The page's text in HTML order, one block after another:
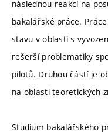
následnou reakcí na
bakalářské práce.
stavu v oblasti s
rešerší problematiky
pilotů. Druhou částí je
na oblasti teoretických
Studium bakalářského